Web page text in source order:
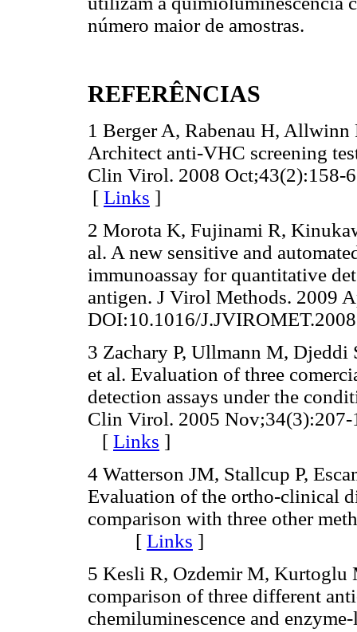
número maior de amostras.
REFERÊNCIAS
1 Berger A, Rabenau H,
Architect anti-VHC screening
Clin Virol. 2008 Oct;43(2):158-
[ Links ]
2 Morota K, Fujinami R,
al. A new sensitive and
immunoassay for quantitative
antigen. J Virol Methods. 2009
DOI:10.1016/
3 Zachary P, Ullmann M, Djeddi
et al. Evaluation of three
detection assays under the
Clin Virol. 2005 Nov;34(3):207-
[ Links ]
4 Watterson JM, Stallcup P,
Evaluation of the ortho-clinical
comparison with three other
[ Links ]
5 Kesli R, Ozdemir M, Kurtoglu
comparison of three different
chemiluminescence and